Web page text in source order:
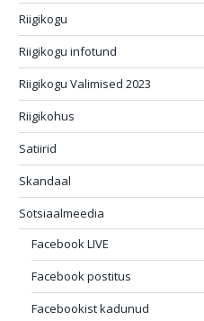
Riigikogu
Riigikogu infotund
Riigikogu Valimised 2023
Riigikohus
Satiirid
Skandaal
Sotsiaalmeedia
Facebook LIVE
Facebook postitus
Facebookist kadunud